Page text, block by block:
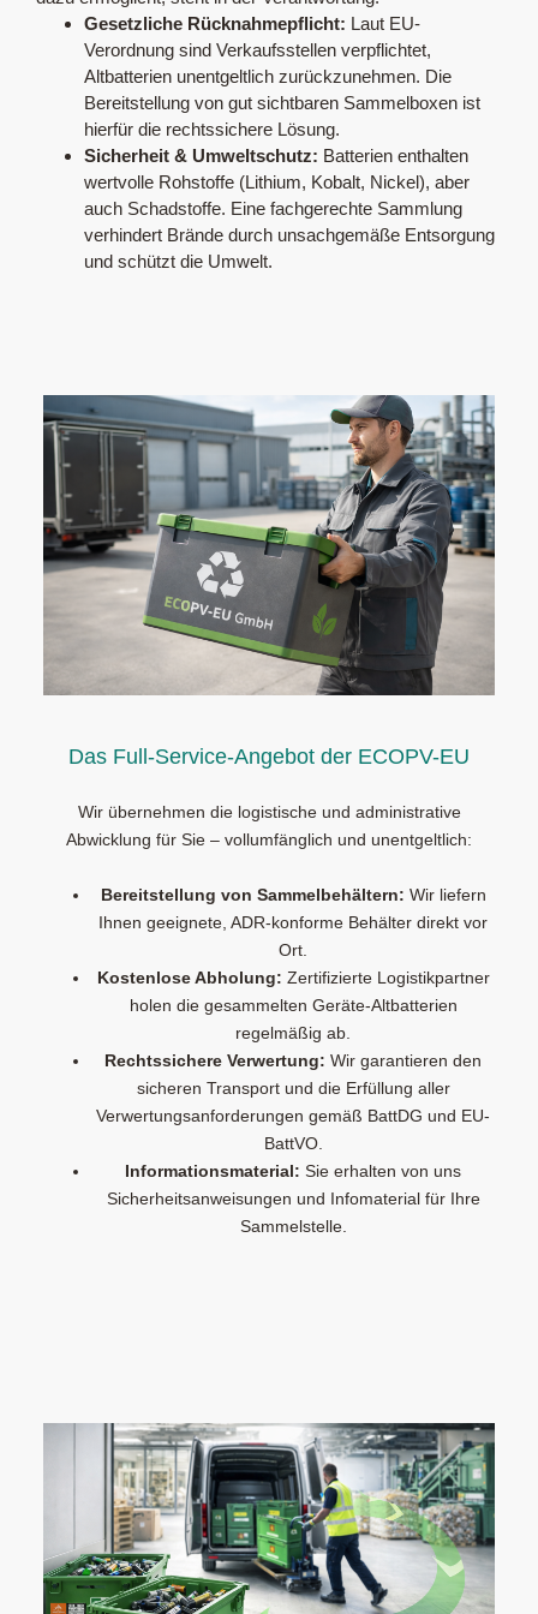
Gesetzliche Rücknahmepflicht: Laut EU-
Verordnung sind Verkaufsstellen verpflichtet,
Altbatterien unentgeltlich zurückzunehmen. Die
Bereitstellung von gut sichtbaren Sammelboxen ist
hierfür die rechtssichere Lösung.
Sicherheit & Umweltschutz: Batterien enthalten
wertvolle Rohstoffe (Lithium, Kobalt, Nickel), aber
auch Schadstoffe. Eine fachgerechte Sammlung
verhindert Brände durch unsachgemäße Entsorgung
und schützt die Umwelt.
Das Full-Service-Angebot der ECOPV-EU
Wir übernehmen die logistische und administrative
Abwicklung für Sie – vollumfänglich und unentgeltlich:
Bereitstellung von Sammelbehältern: Wir liefern
Ihnen geeignete, ADR-konforme Behälter direkt vor
Ort.
Kostenlose Abholung: Zertifizierte Logistikpartner
holen die gesammelten Geräte-Altbatterien
regelmäßig ab.
Rechtssichere Verwertung: Wir garantieren den
sicheren Transport und die Erfüllung aller
Verwertungsanforderungen gemäß BattDG und EU-
BattVO.
Informationsmaterial: Sie erhalten von uns
Sicherheitsanweisungen und Infomaterial für Ihre
Sammelstelle.